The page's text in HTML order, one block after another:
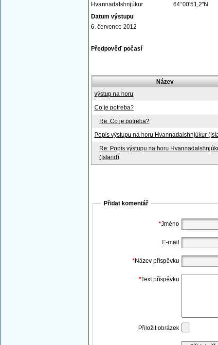
Hvannadalshnjúkur
64°00'51,2"N
Datum výstupu
6. července 2012
Předpověď počasí
Název
výstup na horu
Co je potreba?
Re: Co je potreba?
Popis výstupu na horu Hvannadalshnjúkur
Re: Popis výstupu na horu
(Island)
Přidat komentář
*Jméno
E-mail
*Název příspěvku
*Text příspěvku
Přiložit obrázek